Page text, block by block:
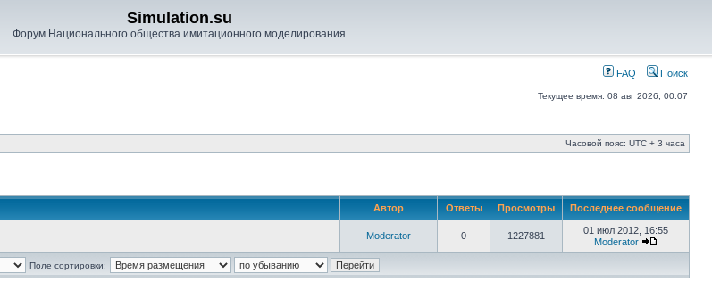
Simulation.su
Форум Национального общества имитационного моделирования
FAQ Поиск
Текущее время: 08 авг 2026, 00:07
Часовой пояс: UTC + 3 часа
Автор Ответы Просмотры Последнее сообщение
Moderator 0 1227881
01 июл 2012, 16:55
Moderator
Поле сортировки: